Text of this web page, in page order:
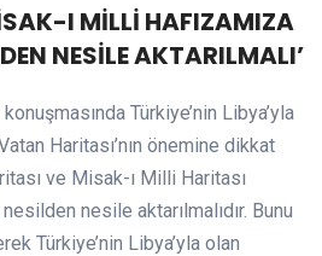
I MİLLİ HAFIZAMIZA
NESİLE AKTARILMALI’
konuşmasında Türkiye’nin Libya’yla
Haritası’nın önemine dikkat
ve Misak-ı Milli Haritası
nesile aktarılmalıdır. Bunu
Türkiye’nin Libya’yla olan